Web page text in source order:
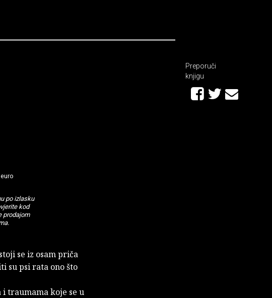
po izlasku
kod
prodajom
se iz osam priča
su psi rata ono što
traumama koje se u
Preporuči
knjigu